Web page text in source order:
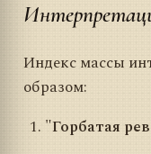
Индекс массы
образом:
"Горбатая